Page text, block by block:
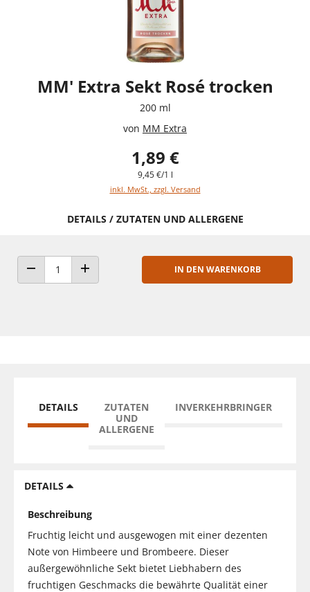
MM' Extra Sekt Rosé trocken
200 ml
von MM Extra
1,89 €
9,45 €/1 l
inkl. MwSt., zzgl. Versand
DETAILS / ZUTATEN UND ALLERGENE
ANZAHL VERRINGERNANZAHL ERHÖHEN
IN DEN WARENKORB
DETAILS
ZUTATEN
UND
ALLERGENE
INVERKEHRBRINGER
DETAILS
Beschreibung
Fruchtig leicht und ausgewogen mit einer dezenten
Note von Himbeere und Brombeere. Dieser
außergewöhnliche Sekt bietet Liebhabern des
fruchtigen Geschmacks die bewährte Qualität einer